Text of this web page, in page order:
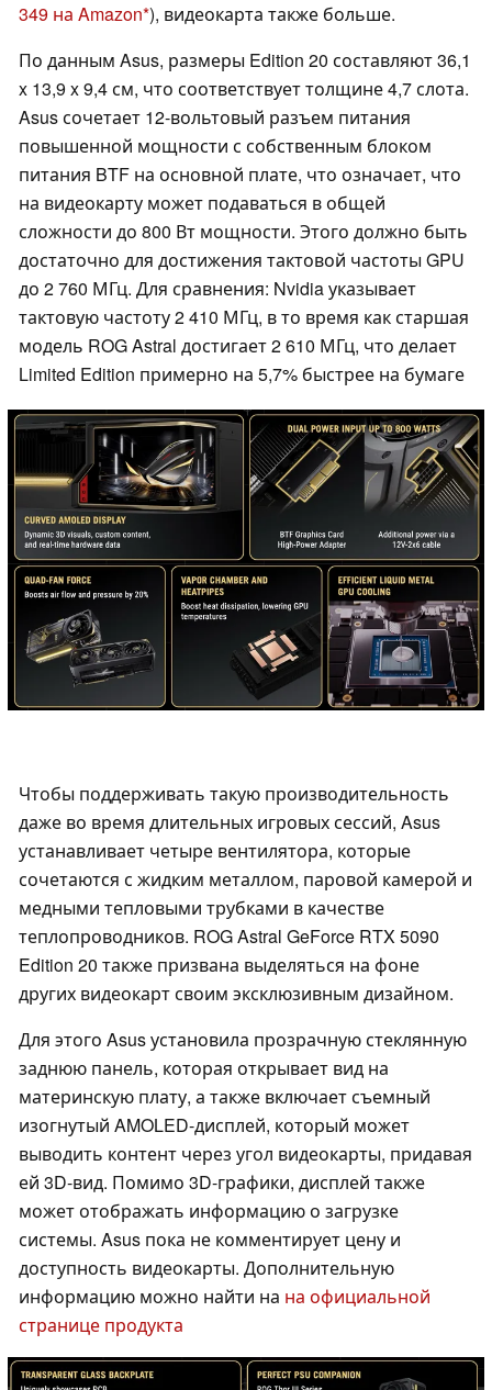
349 на Amazon ), видеокарта также больше.
По данным Asus, размеры Edition 20 составляют 36,1
x 13,9 x 9,4 см, что соответствует толщине 4,7 слота.
Asus сочетает 12-вольтовый разъем питания
повышенной мощности с собственным блоком
питания BTF на основной плате, что означает, что
на видеокарту может подаваться в общей
сложности до 800 Вт мощности. Этого должно быть
достаточно для достижения тактовой частоты GPU
до 2 760 МГц. Для сравнения: Nvidia указывает
тактовую частоту 2 410 МГц, в то время как старшая
модель ROG Astral достигает 2 610 МГц, что делает
Limited Edition примерно на 5,7% быстрее на бумаге
Чтобы поддерживать такую производительность
даже во время длительных игровых сессий, Asus
устанавливает четыре вентилятора, которые
сочетаются с жидким металлом, паровой камерой и
медными тепловыми трубками в качестве
теплопроводников. ROG Astral GeForce RTX 5090
Edition 20 также призвана выделяться на фоне
других видеокарт своим эксклюзивным дизайном.
Для этого Asus установила прозрачную стеклянную
заднюю панель, которая открывает вид на
материнскую плату, а также включает съемный
изогнутый AMOLED-дисплей, который может
выводить контент через угол видеокарты, придавая
ей 3D-вид. Помимо 3D-графики, дисплей также
может отображать информацию о загрузке
системы. Asus пока не комментирует цену и
доступность видеокарты. Дополнительную
информацию можно найти на на официальной
странице продукта